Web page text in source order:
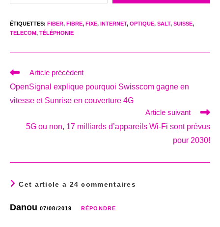
ÉTIQUETTES: FIBER, FIBRE, FIXE, INTERNET, OPTIQUE, SALT, SUISSE,
TELECOM, TÉLÉPHONIE
Read
articles
Article précédent
OpenSignal explique pourquoi Swisscom gagne en
vitesse et Sunrise en couverture 4G
Article suivant
5G ou non, 17 milliards d’appareils Wi-Fi sont prévus
pour 2030!
Cet article a 24 commentaires
Danou 07/08/2019 RÉPONDRE